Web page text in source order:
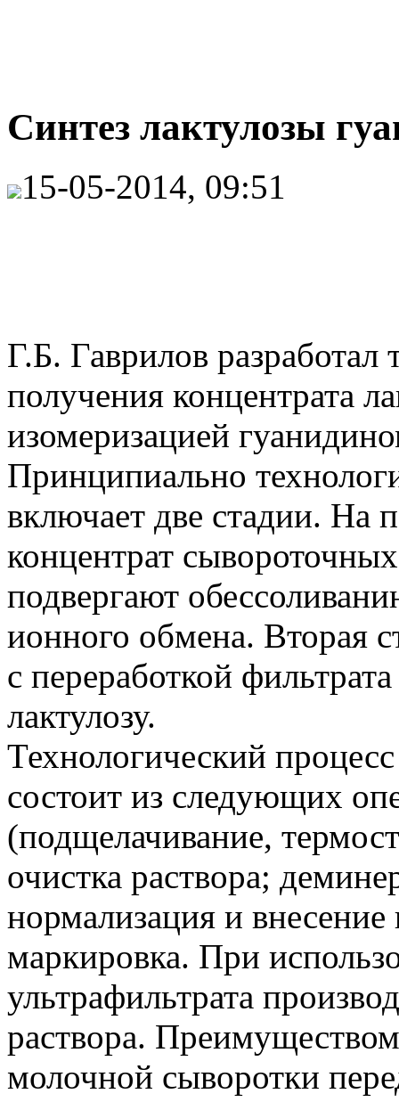
Синтез лактулозы
15-05-2014, 09:51
Г.Б. Гаврилов
получения концентрата
изомеризацией
Принципиально
включает две стадии. На
концентрат
подвергают
ионного обмена. Вторая
с переработкой
лактулозу.
Технологический
состоит из следующих
(подщелачивание,
очистка раствора;
нормализация и
маркировка. При
ультрафильтрата
раствора.
молочной сыворотки